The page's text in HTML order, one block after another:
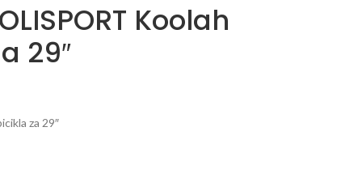
Koolah
29″
za 29″